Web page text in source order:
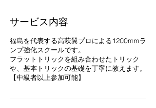
サービス内容
福島を代表する高萩翼プロによる1200mmラ
ンプ強化スクールです。
フラットトリックを組み合わせたトリック
や、基本トリックの基礎を丁寧に教えます。
【中級者以上参加可能】